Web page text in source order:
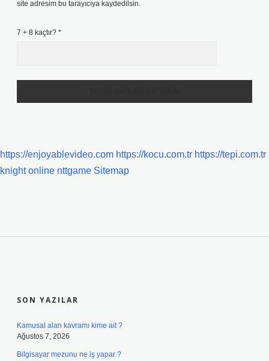
site adresim bu tarayıcıya kaydedilsin.
7 + 8 kaçtır? *
https://enjoyablevideo.com https://kocu.com.tr https://tepi.com.tr
knight online nttgame Sitemap
SON YAZILAR
Kamusal alan kavramı kime ait ?
Ağustos 7, 2026
Bilgisayar mezunu ne iş yapar ?